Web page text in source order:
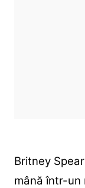
Britney
mână într-un